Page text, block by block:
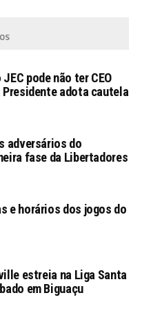
pode não ter CEO
Presidente adota cautela
adversários do
fase da Libertadores
e horários dos jogos do
estreia na Liga Santa
em Biguaçu